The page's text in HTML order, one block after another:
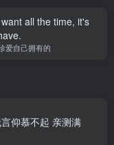
all the time, it's
爱自己拥有的
仰慕不起 亲测满